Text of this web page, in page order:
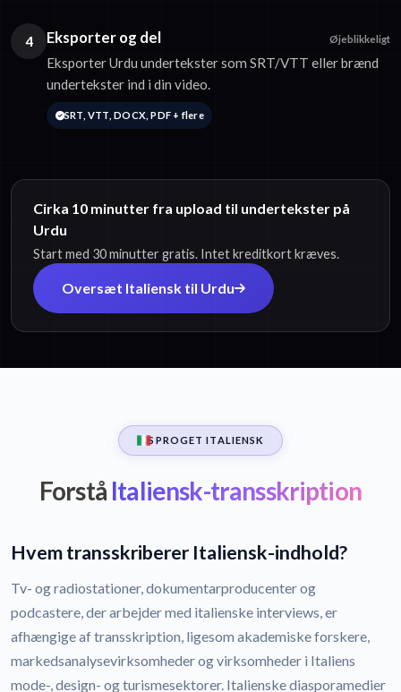
4 Eksporter og del Øjeblikkeligt
Eksporter Urdu undertekster som SRT/VTT eller brænd
undertekster ind i din video.
SRT, VTT, DOCX, PDF + flere
Cirka 10 minutter fra upload til undertekster på
Urdu
Start med 30 minutter gratis. Intet kreditkort kræves.
Oversæt Italiensk til Urdu
SPROGET ITALIENSK
Forstå Italiensk-transskription
Hvem transskriberer Italiensk-indhold?
Tv- og radiostationer, dokumentarproducenter og
podcastere, der arbejder med italienske interviews, er
afhængige af transskription, ligesom akademiske forskere,
markedsanalysevirksomheder og virksomheder i Italiens
mode-, design- og turismesektorer. Italienske diasporamedier